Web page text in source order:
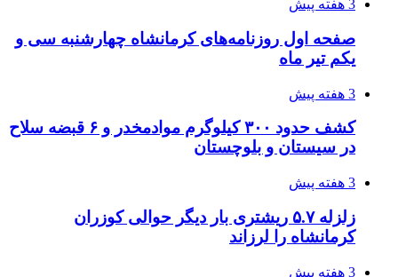
3 هفته پیش
صفحه اول روزنامه‌های کرمانشاه چهارشنبه سی و
یکم تیر ماه
3 هفته پیش
کشف حدود ۳۰۰ کیلوگرم موادمخدر و ۶ قبضه سلاح
در سیستان و بلوچستان
3 هفته پیش
زلزله ۵.۷ ریشتری بار دیگر حوالی کوزران
کرمانشاه را لرزاند
3 هفته پیش